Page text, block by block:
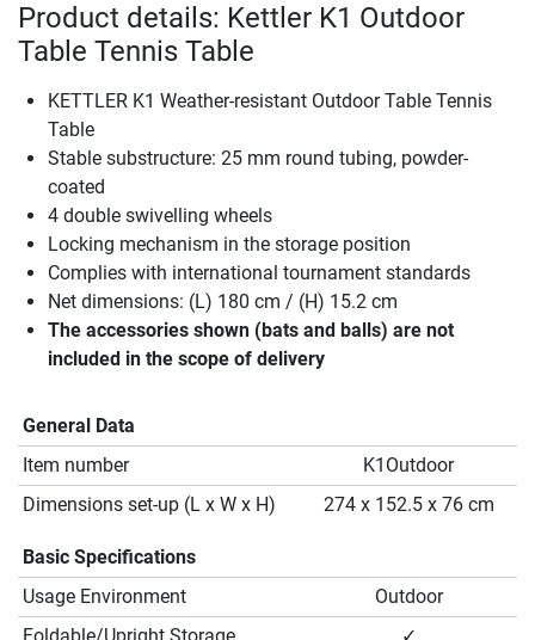
Product details: Kettler K1 Outdoor
Table Tennis Table
KETTLER K1 Weather-resistant Outdoor Table Tennis
Table
Stable substructure: 25 mm round tubing, powder-
coated
4 double swivelling wheels
Locking mechanism in the storage position
Complies with international tournament standards
Net dimensions: (L) 180 cm / (H) 15.2 cm
The accessories shown (bats and balls) are not
included in the scope of delivery
General Data
Item number
K1Outdoor
Dimensions set-up (L x W x H)
274 x 152.5 x 76 cm
Basic Specifications
Usage Environment
Outdoor